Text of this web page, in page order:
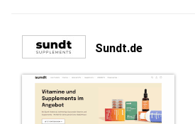
Sundt.de